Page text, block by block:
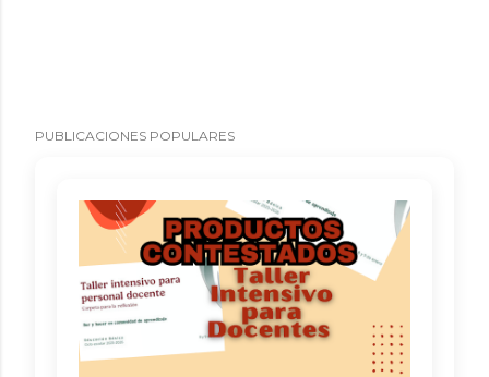
PUBLICACIONES POPULARES